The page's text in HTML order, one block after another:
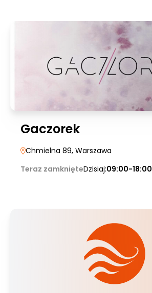
Gaczorek
Chmielna 89, Warszawa
Teraz zamknięteDzisiaj:09:00-18:00